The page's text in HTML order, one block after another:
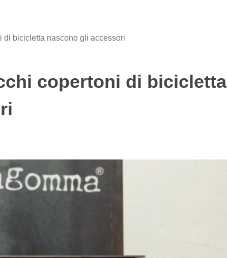
di bicicletta nascono gli accessori
copertoni di bicicletta